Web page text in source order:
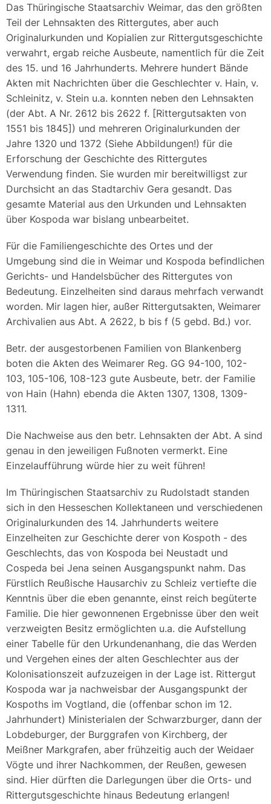
Das Thüringische Staatsarchiv Weimar, das den größten
Teil der Lehnsakten des Rittergutes, aber auch
Originalurkunden und Kopialien zur Rittergutsgeschichte
verwahrt, ergab reiche Ausbeute, namentlich für die Zeit
des 15. und 16 Jahrhunderts. Mehrere hundert Bände
Akten mit Nachrichten über die Geschlechter v. Hain, v.
Schleinitz, v. Stein u.a. konnten neben den Lehnsakten
(der Abt. A Nr. 2612 bis 2622 f. [Rittergutsakten von
1551 bis 1845]) und mehreren Originalurkunden der
Jahre 1320 und 1372 (Siehe Abbildungen!) für die
Erforschung der Geschichte des Rittergutes
Verwendung finden. Sie wurden mir bereitwilligst zur
Durchsicht an das Stadtarchiv Gera gesandt. Das
gesamte Material aus den Urkunden und Lehnsakten
über Kospoda war bislang unbearbeitet.
Für die Familiengeschichte des Ortes und der
Umgebung sind die in Weimar und Kospoda befindlichen
Gerichts- und Handelsbücher des Rittergutes von
Bedeutung. Einzelheiten sind daraus mehrfach verwandt
worden. Mir lagen hier, außer Rittergutsakten, Weimarer
Archivalien aus Abt. A 2622, b bis f (5 gebd. Bd.) vor.
Betr. der ausgestorbenen Familien von Blankenberg
boten die Akten des Weimarer Reg. GG 94-100, 102-
103, 105-106, 108-123 gute Ausbeute, betr. der Familie
von Hain (Hahn) ebenda die Akten 1307, 1308, 1309-
1311.
Die Nachweise aus den betr. Lehnsakten der Abt. A sind
genau in den jeweiligen Fußnoten vermerkt. Eine
Einzelaufführung würde hier zu weit führen!
Im Thüringischen Staatsarchiv zu Rudolstadt standen
sich in den Hesseschen Kollektaneen und verschiedenen
Originalurkunden des 14. Jahrhunderts weitere
Einzelheiten zur Geschichte derer von Kospoth - des
Geschlechts, das von Kospoda bei Neustadt und
Cospeda bei Jena seinen Ausgangspunkt nahm. Das
Fürstlich Reußische Hausarchiv zu Schleiz vertiefte die
Kenntnis über die eben genannte, einst reich begüterte
Familie. Die hier gewonnenen Ergebnisse über den weit
verzweigten Besitz ermöglichten u.a. die Aufstellung
einer Tabelle für den Urkundenanhang, die das Werden
und Vergehen eines der alten Geschlechter aus der
Kolonisationszeit aufzuzeigen in der Lage ist. Rittergut
Kospoda war ja nachweisbar der Ausgangspunkt der
Kospoths im Vogtland, die (offenbar schon im 12.
Jahrhundert) Ministerialen der Schwarzburger, dann der
Lobdeburger, der Burggrafen von Kirchberg, der
Meißner Markgrafen, aber frühzeitig auch der Weidaer
Vögte und ihrer Nachkommen, der Reußen, gewesen
sind. Hier dürften die Darlegungen über die Orts- und
Rittergutsgeschichte hinaus Bedeutung erlangen!